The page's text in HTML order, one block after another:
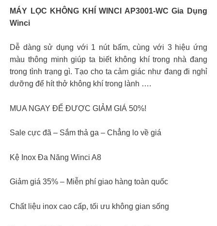
MÁY LỌC KHÔNG KHÍ WINCI AP3001-WC Gia Dụng
Winci
Dễ dàng sử dụng với 1 nút bấm, cùng với 3 hiệu ứng
màu thông minh giúp ta biết không khí trong nhà đang
trong tình trạng gì. Tạo cho ta cảm giác như đang đi nghỉ
dưỡng để hít thở không khí trong lành ….
MUA NGAY ĐỂ ĐƯỢC GIẢM GIÁ 50%!
Sale cực đã – Sắm thả ga – Chẳng lo về giá
Kệ Inox Đa Năng Winci A8
Giảm giá 35% – Miễn phí giao hàng toàn quốc
Chất liệu inox cao cấp, tối ưu không gian sống